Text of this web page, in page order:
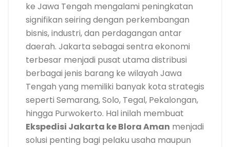
ke Jawa Tengah mengalami peningkatan
signifikan seiring dengan perkembangan
bisnis, industri, dan perdagangan antar
daerah. Jakarta sebagai sentra ekonomi
terbesar menjadi pusat utama distribusi
berbagai jenis barang ke wilayah Jawa
Tengah yang memiliki banyak kota strategis
seperti Semarang, Solo, Tegal, Pekalongan,
hingga Purwokerto. Hal inilah membuat
Ekspedisi Jakarta ke Blora Aman menjadi
solusi penting bagi pelaku usaha maupun